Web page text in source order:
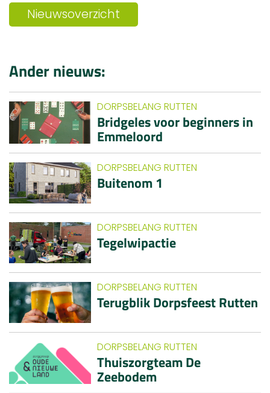
Nieuwsoverzicht
Ander nieuws:
DORPSBELANG RUTTEN
Bridgeles voor beginners in
Emmeloord
DORPSBELANG RUTTEN
Buitenom 1
DORPSBELANG RUTTEN
Tegelwipactie
DORPSBELANG RUTTEN
Terugblik Dorpsfeest Rutten
DORPSBELANG RUTTEN
Thuiszorgteam De
Zeebodem